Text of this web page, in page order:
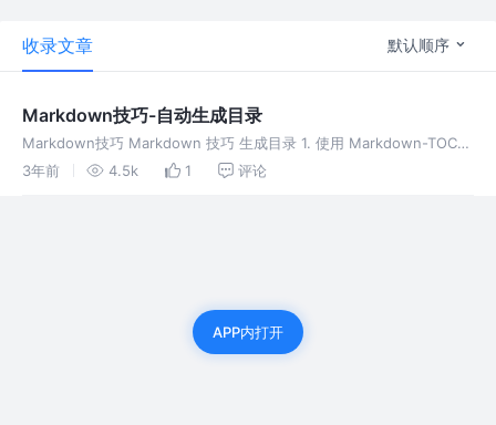
收录文章 默认顺序
Markdown技巧-自动生成目录
Markdown技巧 Markdown 技巧 生成目录 1. 使用 Markdown-TOC
2. 使用 doctoc 3.vscode 工具自动生成目录 4.手写链接 5.'TOC'标签
3年前 4.5k 1 评论
APP内打开